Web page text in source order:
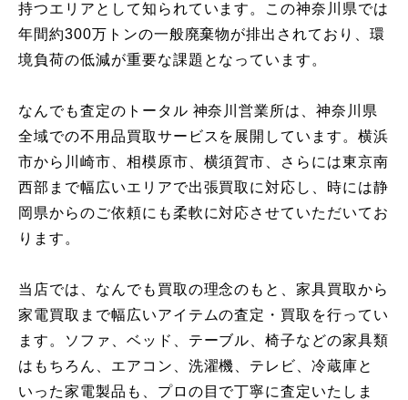
持つエリアとして知られています。この神奈川県では
年間約300万トンの一般廃棄物が排出されており、環
境負荷の低減が重要な課題となっています。
なんでも査定のトータル 神奈川営業所は、神奈川県
全域での不用品買取サービスを展開しています。横浜
市から川崎市、相模原市、横須賀市、さらには東京南
西部まで幅広いエリアで出張買取に対応し、時には静
岡県からのご依頼にも柔軟に対応させていただいてお
ります。
当店では、なんでも買取の理念のもと、家具買取から
家電買取まで幅広いアイテムの査定・買取を行ってい
ます。ソファ、ベッド、テーブル、椅子などの家具類
はもちろん、エアコン、洗濯機、テレビ、冷蔵庫と
いった家電製品も、プロの目で丁寧に査定いたしま